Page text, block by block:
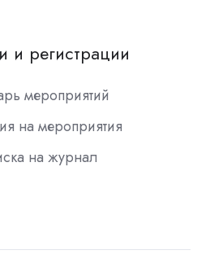
и регистрации
мероприятий
на мероприятия
на журнал